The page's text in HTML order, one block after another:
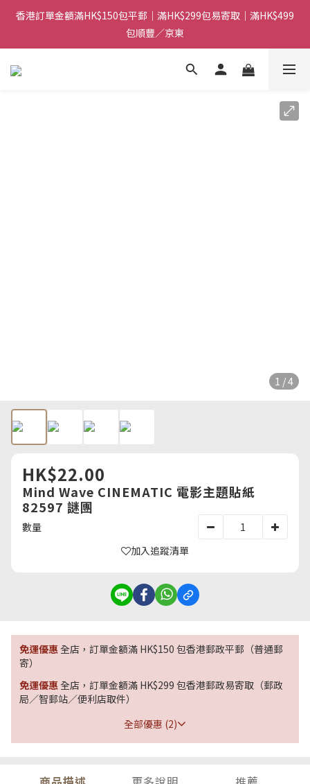
香港訂單金額滿HK$150包平郵｜滿HK$299包易寄取｜滿HK$499
包順豐／京東
香港訂單金額滿HK$150包平郵｜滿HK$299包易寄取｜滿HK$499
包順豐／京東
【網店限定！】指定清貨商品每消費HK$100即享購物金HK$50回
香港訂單金額滿HK$150包平郵｜滿HK$299包易寄取｜滿HK$499
1 / 4
HK$22.00
Mind Wave CINEMATIC 電影主題貼紙
82597 謎團
數量
加入追蹤清單
免運優惠全店，訂單金額滿 HK$150 包香港郵政平郵（普通郵
寄）
免運優惠全店，訂單金額滿 HK$299 包香港郵政易寄取（郵政
局／智郵站／便利店取件）
全部優惠 (2)